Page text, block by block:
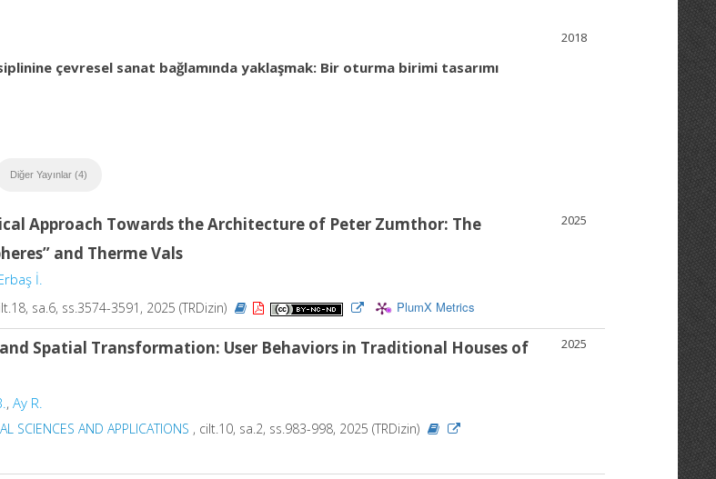
2018
çevresel sanat bağlamında yaklaşmak: Bir oturma birimi tasarımı
Diğer Yayınlar (4)
2025
Approach Towards the Architecture of Peter Zumthor: The
and Therme Vals
İ.
sa.6, ss.3574-3591, 2025 (TRDizin) PlumX Metrics
2025
Spatial Transformation: User Behaviors in Traditional Houses of
, Ay R.
SCIENCES AND APPLICATIONS , cilt.10, sa.2, ss.983-998, 2025 (TRDizin)